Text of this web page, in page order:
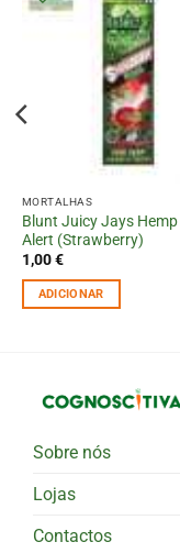
MORTALHAS
Blunt Juicy Jays Hemp
Alert (Strawberry)
1,00€
ADICIONAR
Sobre nós
Lojas
Contactos